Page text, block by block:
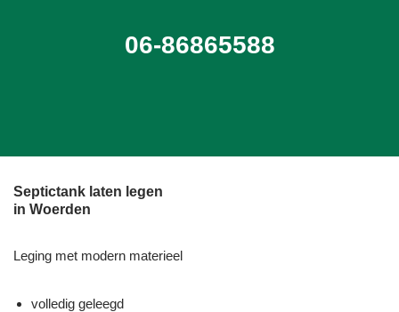
06-86865588
Septictank laten legen
in Woerden
Leging met modern materieel
volledig geleegd